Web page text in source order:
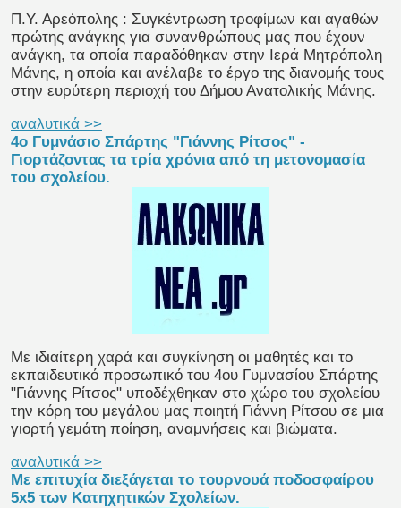
Π.Υ. Αρεόπολης : Συγκέντρωση τροφίμων και αγαθών
πρώτης ανάγκης για συνανθρώπους μας που έχουν
ανάγκη, τα οποία παραδόθηκαν στην Ιερά Μητρόπολη
Μάνης, η οποία και ανέλαβε το έργο της διανομής τους
στην ευρύτερη περιοχή του Δήμου Ανατολικής Μάνης.
αναλυτικά >>
4ο Γυμνάσιο Σπάρτης "Γιάννης Ρίτσος" -
Γιορτάζοντας τα τρία χρόνια από τη μετονομασία
του σχολείου.
Με ιδιαίτερη χαρά και συγκίνηση οι μαθητές και το
εκπαιδευτικό προσωπικό του 4ου Γυμνασίου Σπάρτης
"Γιάννης Ρίτσος" υποδέχθηκαν στο χώρο του σχολείου
την κόρη του μεγάλου μας ποιητή Γιάννη Ρίτσου σε μια
γιορτή γεμάτη ποίηση, αναμνήσεις και βιώματα.
αναλυτικά >>
Με επιτυχία διεξάγεται το τουρνουά ποδοσφαίρου
5x5 των Κατηχητικών Σχολείων.